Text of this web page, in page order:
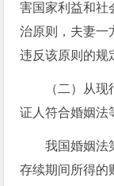
害国家利益和社
治原则，夫妻一
违反该原则的规
（二）从
证人符合婚姻法
我国婚姻法
存续期间所得的